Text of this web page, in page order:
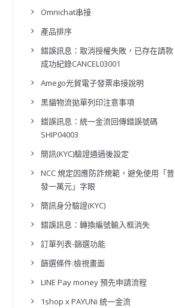
Omnichat串接
產品排序
錯誤訊息：取消授權失敗，已存在請款
成功紀錄CANCEL03001
Amego光貿電子發票串接說明
黑貓物流拋單列印注意事項
錯誤訊息：統一金流回傳錯誤號碼
SHIP04003
簡訊(KYC)驗證通過後設定
NCC 規定因應防詐規範，避免使用「普
發一萬元」字眼
簡訊身分驗證(KYC)
錯誤訊息：轉換編號輸入框消失
訂單列表-篩選功能
篩選條件:檢視畫面
LINE Pay money 預先申請流程
1shop x PAYUNi 統一金流